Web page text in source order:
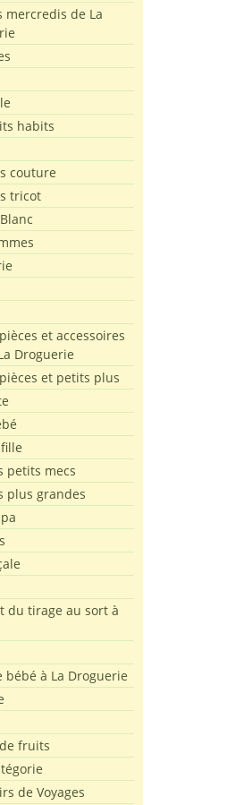
mercredis de La
habits
couture
tricot
et accessoires
Droguerie
et petits plus
petits mecs
plus grandes
du tirage au sort à
bébé à La Droguerie
fruits
de Voyages